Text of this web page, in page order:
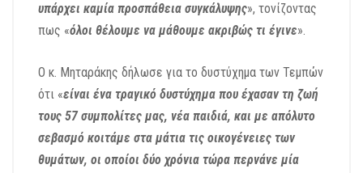
υπάρχει καμία προσπάθεια συγκάλυψης», τονίζοντας
πως «όλοι θέλουμε να μάθουμε ακριβώς τι έγινε».
Ο κ. Μηταράκης δήλωσε για το δυστύχημα των Τεμπών
ότι «είναι ένα τραγικό δυστύχημα που έχασαν τη ζωή
τους 57 συμπολίτες μας, νέα παιδιά, και με απόλυτο
σεβασμό κοιτάμε στα μάτια τις οικογένειες των
θυμάτων, οι οποίοι δύο χρόνια τώρα περνάνε μία